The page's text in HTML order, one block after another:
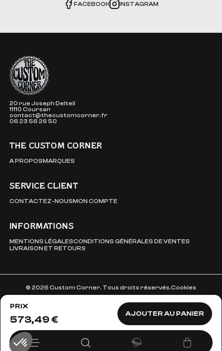
PRIX
573,49 € AJOUTER AU PANIER
FACEBOOK INSTAGRAM
The Custom Corner
20 rue Joseph Delteil
11110 Coursan
contact@thecustomcorner.fr
06 23 56 26 50
THE CUSTOM CORNER
A PROPOSMARQUES
SERVICE CLIENT
CONTACTEZ-NOUSMON COMPTE
INFORMATIONS
MENTIONS LÉGALESCONDITIONS GÉNÉRALES DE VENTES
LIVRAISON ET RETOURS
© 2026 Custom Corner. Tous droits réservés.Cookies